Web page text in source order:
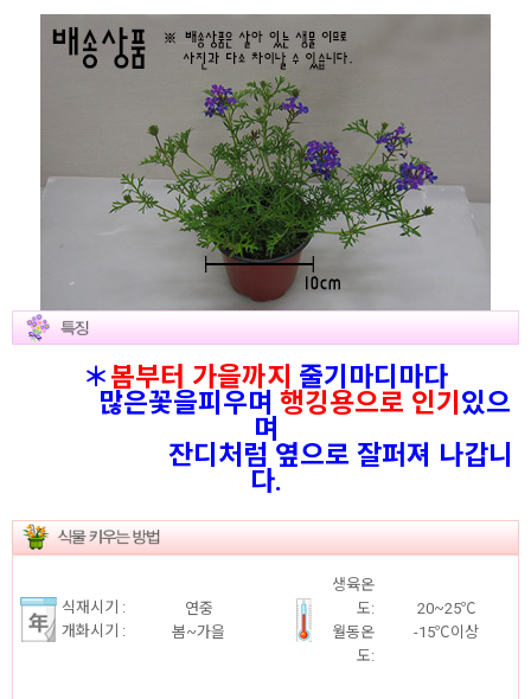
＊봄부터 가을까지 줄기마디마다
많은꽃을피우며 행깅용으로 인기있으
며
잔디처럼 옆으로 잘퍼져 나갑니
다.
식재시기 :
개화시기 :
연중
봄~가을
생육온
도:
월동온
도:
20~25℃
-15℃이상